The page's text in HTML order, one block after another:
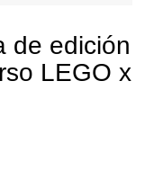
de edición
LEGO x